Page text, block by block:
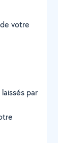
votre
par